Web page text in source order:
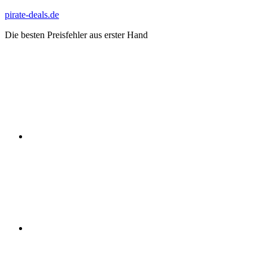
Zum
springen
pirate-deals.de
Die besten Preisfehler aus erster Hand